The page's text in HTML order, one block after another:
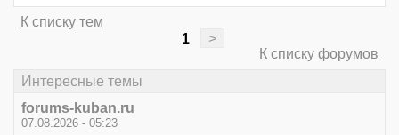
К списку тем
1
>
К списку форумов
Интересные темы
forums-kuban.ru
07.08.2026 - 05:23